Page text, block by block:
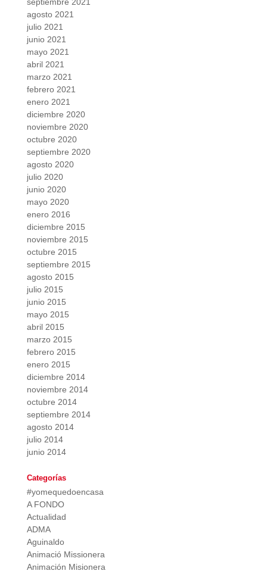
agosto 2021
julio 2021
junio 2021
mayo 2021
abril 2021
marzo 2021
febrero 2021
enero 2021
diciembre 2020
noviembre 2020
octubre 2020
septiembre 2020
agosto 2020
julio 2020
junio 2020
mayo 2020
enero 2016
diciembre 2015
noviembre 2015
octubre 2015
septiembre 2015
agosto 2015
julio 2015
junio 2015
mayo 2015
abril 2015
marzo 2015
febrero 2015
enero 2015
diciembre 2014
noviembre 2014
octubre 2014
septiembre 2014
agosto 2014
julio 2014
junio 2014
Categorías
#yomequedoencasa
A FONDO
Actualidad
ADMA
Aguinaldo
Animació Missionera
Animación Misionera